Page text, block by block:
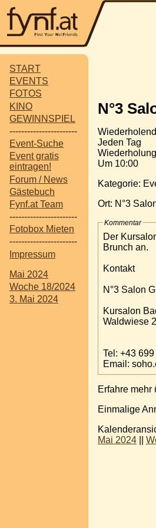
START
EVENTS
FOTOS
KINO
GEWINNSPIEL
-----------------------
Event-Suche
Event gratis
eintragen!
Forum / News
Gästebuch
Fynf.at Team
-----------------------
Fotobox Mieten
-----------------------
Impressum
Mai 2024
Woche 18/2024
3. Mai 2024
N°3
Jeden Tag
Um 10:00
Kategorie:
Ort: N°3
Kommentar
Der
Brunch an.
Kontakt
N°3 Salon
Kursalon
Waldwiese
Email:
Erfahre mehr
Einmalige
Mai 2024